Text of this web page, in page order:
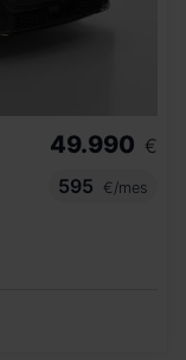
49.990 €
595
€/mes